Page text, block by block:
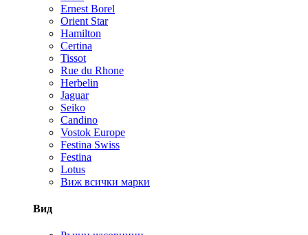
Ernest Borel
Orient Star
Hamilton
Certina
Tissot
Rue du Rhone
Herbelin
Jaguar
Seiko
Candino
Vostok Europe
Festina Swiss
Festina
Lotus
Виж всички марки
Вид